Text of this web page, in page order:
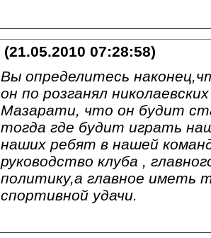
(21.05.2010 07:28:58)
Вы определитесь
он по розганял
Мазарати, что он будит
тогда где будит играть
наших ребят в нашей
руководство клуба ,
политику,а главное иметь
спортивной удачи.